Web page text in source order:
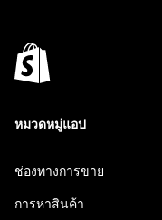
หมวดหมู่แอป
ช่องทางการขาย
การหาสินค้า